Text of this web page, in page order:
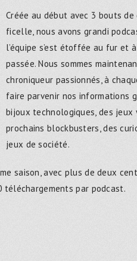
Créée au début avec 3 bouts
ficelle, nous avons grandi
l’équipe s’est étoffée au fur et
passée. Nous sommes
chroniqueur passionnés, à
faire parvenir nos informations
bijoux technologiques, des jeux
prochains blockbusters, des
jeux de société.
saison, avec plus de deux
téléchargements par podcast.